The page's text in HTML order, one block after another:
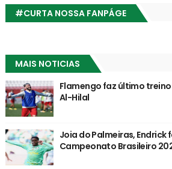
#CURTA NOSSA FANPÁGE
MAIS NOTICIAS
Flamengo faz último
Al-Hilal
Joia do Palmeiras, Endrick
Campeonato Brasileiro